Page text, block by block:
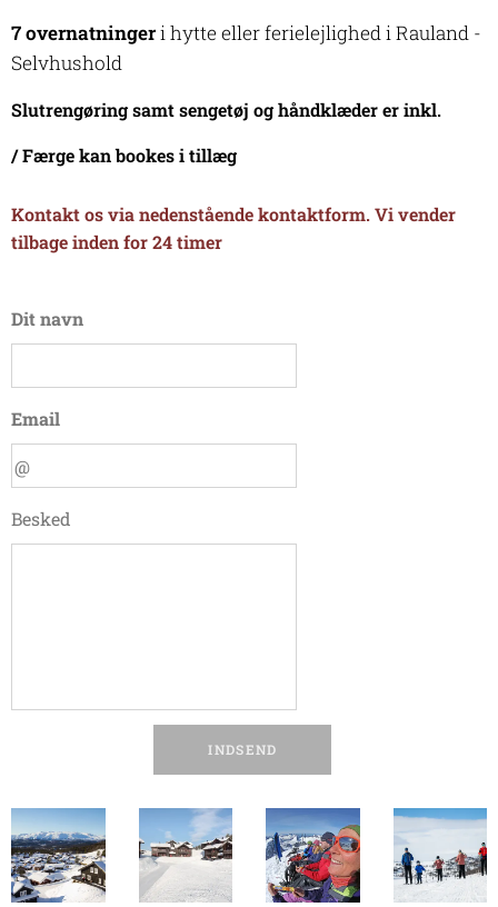
7 overnatningeri hytte eller ferielejlighed i Rauland -
Selvhushold
Slutrengøring samt sengetøj og håndklæder er inkl.
/ Færge kan bookes i tillæg
Kontakt os via nedenstående kontaktform. Vi vender
tilbage inden for 24 timer
Dit navn
Email
Besked
INDSEND